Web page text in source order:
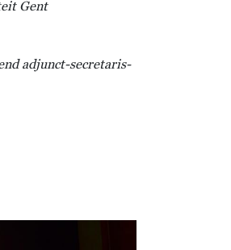
Gent
adjunct-secretaris-